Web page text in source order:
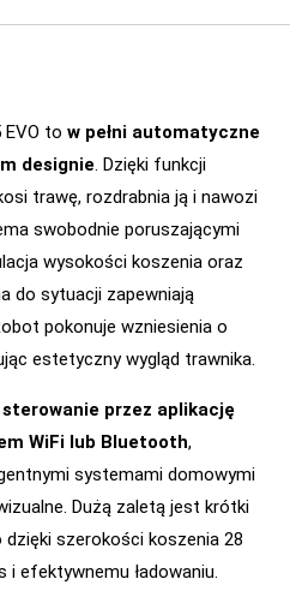
to w pełni automatyczne
designie. Dzięki funkcji
trawę, rozdrabnia ją i nawozi
swobodnie poruszającymi
wysokości koszenia oraz
do sytuacji zapewniają
pokonuje wzniesienia o
estetyczny wygląd trawnika.
sterowanie przez aplikację
WiFi lub Bluetooth,
systemami domowymi
Dużą zaletą jest krótki
szerokości koszenia 28
i efektywnemu ładowaniu.